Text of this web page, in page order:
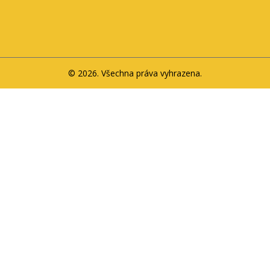
© 2026. Všechna práva vyhrazena.